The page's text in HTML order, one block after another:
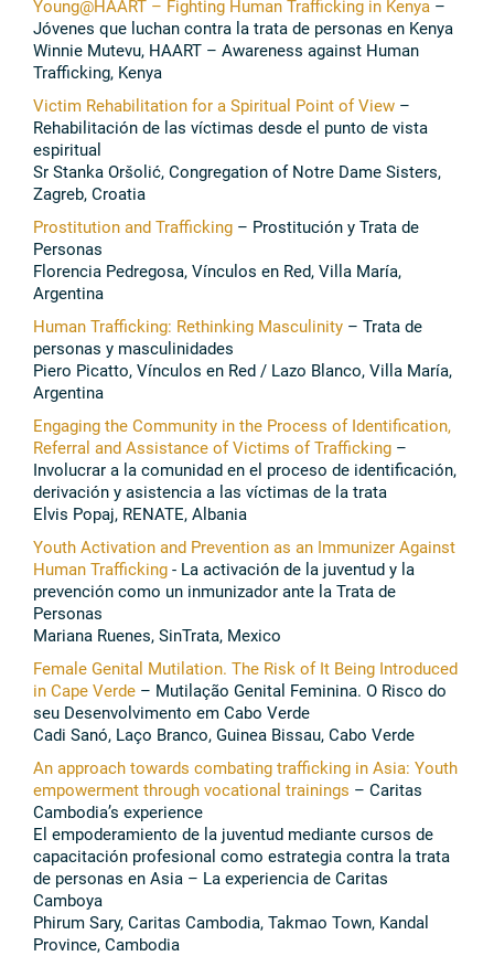
Young@HAART – Fighting Human Trafficking in Kenya –
Jóvenes que luchan contra la trata de personas en Kenya
Winnie Mutevu, HAART – Awareness against Human
Trafficking, Kenya
Victim Rehabilitation for a Spiritual Point of View –
Rehabilitación de las víctimas desde el punto de vista
espiritual
Sr Stanka Oršolić, Congregation of Notre Dame Sisters,
Zagreb, Croatia
Prostitution and Trafficking – Prostitución y Trata de
Personas
Florencia Pedregosa, Vínculos en Red, Villa María,
Argentina
Human Trafficking: Rethinking Masculinity – Trata de
personas y masculinidades
Piero Picatto, Vínculos en Red / Lazo Blanco, Villa María,
Argentina
Engaging the Community in the Process of Identification,
Referral and Assistance of Victims of Trafficking –
Involucrar a la comunidad en el proceso de identificación,
derivación y asistencia a las víctimas de la trata
Elvis Popaj, RENATE, Albania
Youth Activation and Prevention as an Immunizer Against
Human Trafficking - La activación de la juventud y la
prevención como un inmunizador ante la Trata de
Personas
Mariana Ruenes, SinTrata, Mexico
Female Genital Mutilation. The Risk of It Being Introduced
in Cape Verde – Mutilação Genital Feminina. O Risco do
seu Desenvolvimento em Cabo Verde
Cadi Sanó, Laço Branco, Guinea Bissau, Cabo Verde
An approach towards combating trafficking in Asia: Youth
empowerment through vocational trainings – Caritas
Cambodia’s experience
El empoderamiento de la juventud mediante cursos de
capacitación profesional como estrategia contra la trata
de personas en Asia – La experiencia de Caritas
Camboya
Phirum Sary, Caritas Cambodia, Takmao Town, Kandal
Province, Cambodia